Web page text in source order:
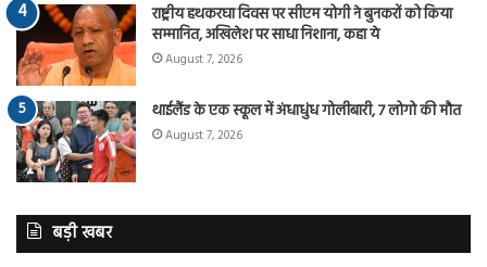
राष्ट्रीय हथकरघा दिवस पर सीएम योगी ने बुनकरों को किया
सम्मानित, अखिलेश पर साधा निशाना, कहा ये
August 7, 2026
थाईलैंड के एक स्कूल में अंधाधुंध गोलीबारी, 7 लोगो की मौत
August 7, 2026
बड़ी खबर